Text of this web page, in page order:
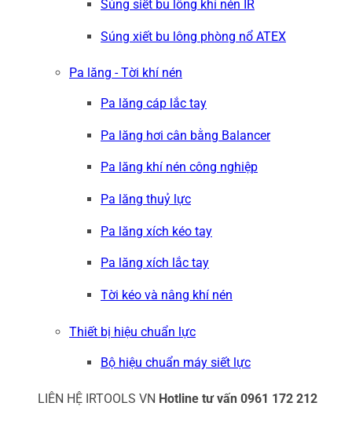
Súng siết bu lông khí nén IR
Súng xiết bu lông phòng nổ ATEX
Pa lăng - Tời khí nén
Pa lăng cáp lắc tay
Pa lăng hơi cân bằng Balancer
Pa lăng khí nén công nghiệp
Pa lăng thuỷ lực
Pa lăng xích kéo tay
Pa lăng xích lắc tay
Tời kéo và nâng khí nén
Thiết bị hiệu chuẩn lực
Bộ hiệu chuẩn máy siết lực
LIÊN HỆ IRTOOLS VN Hotline tư vấn 0961 172 212